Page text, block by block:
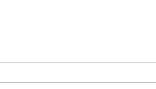
school, werken aan echte
ambitie. Zo ontdekken zij wie